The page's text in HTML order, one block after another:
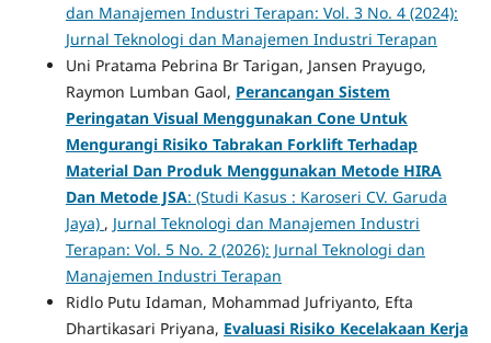
dan Manajemen Industri Terapan: Vol. 3 No. 4 (2024):
Jurnal Teknologi dan Manajemen Industri Terapan
Uni Pratama Pebrina Br Tarigan, Jansen Prayugo,
Raymon Lumban Gaol, Perancangan Sistem
Peringatan Visual Menggunakan Cone Untuk
Mengurangi Risiko Tabrakan Forklift Terhadap
Material Dan Produk Menggunakan Metode HIRA
Dan Metode JSA: (Studi Kasus : Karoseri CV. Garuda
Jaya) , Jurnal Teknologi dan Manajemen Industri
Terapan: Vol. 5 No. 2 (2026): Jurnal Teknologi dan
Manajemen Industri Terapan
Ridlo Putu Idaman, Mohammad Jufriyanto, Efta
Dhartikasari Priyana, Evaluasi Risiko Kecelakaan Kerja